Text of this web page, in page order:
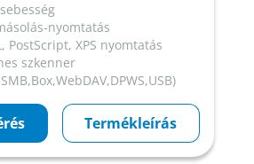
nyomtatás
PostScript, XPS nyomtatás
szkenner
Termékleírás